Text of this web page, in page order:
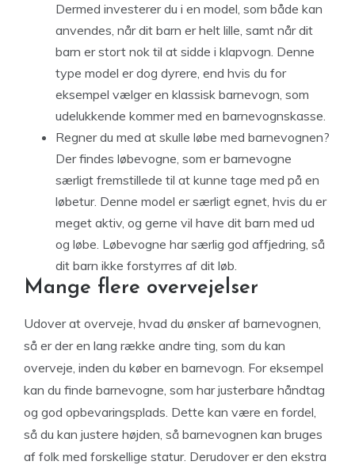
Dermed investerer du i en model, som både kan
anvendes, når dit barn er helt lille, samt når dit
barn er stort nok til at sidde i klapvogn. Denne
type model er dog dyrere, end hvis du for
eksempel vælger en klassisk barnevogn, som
udelukkende kommer med en barnevognskasse.
Regner du med at skulle løbe med barnevognen?
Der findes løbevogne, som er barnevogne
særligt fremstillede til at kunne tage med på en
løbetur. Denne model er særligt egnet, hvis du er
meget aktiv, og gerne vil have dit barn med ud
og løbe. Løbevogne har særlig god affjedring, så
dit barn ikke forstyrres af dit løb.
Mange flere overvejelser
Udover at overveje, hvad du ønsker af barnevognen,
så er der en lang række andre ting, som du kan
overveje, inden du køber en barnevogn. For eksempel
kan du finde barnevogne, som har justerbare håndtag
og god opbevaringsplads. Dette kan være en fordel,
så du kan justere højden, så barnevognen kan bruges
af folk med forskellige statur. Derudover er den ekstra